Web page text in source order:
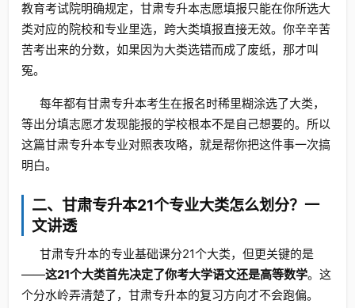
教育考试院明确规定，甘肃专升本志愿填报只能在你所选大
类对应的院校和专业里选，跨大类填报直接无效。你辛辛苦
苦考出来的分数，如果因为大类选错而成了废纸，那才叫
冤。
每年都有甘肃专升本考生在报名时稀里糊涂选了大类，
等出分填志愿才发现能报的学校根本不是自己想要的。所以
这篇甘肃专升本专业对照表攻略，就是帮你把这件事一次搞
明白。
二、甘肃专升本21个专业大类怎么划分？一
文讲透
甘肃专升本的专业基础课分21个大类，但更关键的是
——这21个大类首先决定了你考大学语文还是高等数学。这
个分水岭弄清楚了，甘肃专升本的复习方向才不会跑偏。